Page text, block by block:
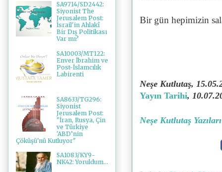
Bir gün hepimizin
Neşe Kutlutaş,
Yayın Tarihi,
Neşe Kutlutaş Yazıları
SA9714/SD2442:
Siyonist The
Jerusalem Post:
İsrail'in Ahlakî
Bir Dış Politikası
Var mı?
SA10003/MT122:
Enver İbrahim ve
Post-İslamcılık
Labirenti
SA8633/TG296:
Siyonist
Jerusalem Post:
"İran, Rusya, Çin
ve Türkiye
'ABD’nin
Çöküşü'nü Kutluyor"
SA1083/KY9-
NK42: Yoruldum...